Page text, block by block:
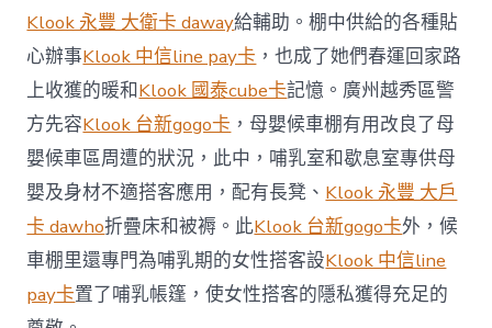
Klook 永豐 大衛卡 daway給輔助。棚中供給的各種貼
心辦事Klook 中信line pay卡 ，也成了她們春運回家路
上收獲的暖和Klook 國泰cube卡記憶。廣州越秀區警
方先容Klook 台新gogo卡 ，母嬰候車棚有用改良了母
嬰候車區周遭的狀況，此中，哺乳室和歇息室專供母
嬰及身材不適搭客應用，配有長凳、 Klook 永豐 大戶
卡 dawho折疊床和被褥。此Klook 台新gogo卡外，候
車棚里還專門為哺乳期的女性搭客設Klook 中信line
pay卡置了哺乳帳篷，使女性搭客的隱私獲得充足的